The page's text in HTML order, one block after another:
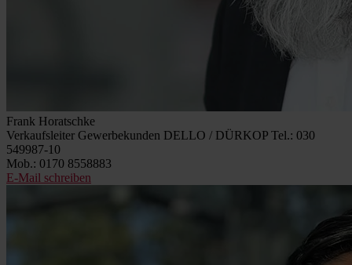
Frank Horatschke
Verkaufsleiter Gewerbekunden DELLO / DÜRKOP Tel.: 030
549987-10
Mob.: 0170 8558883
E-Mail schreiben